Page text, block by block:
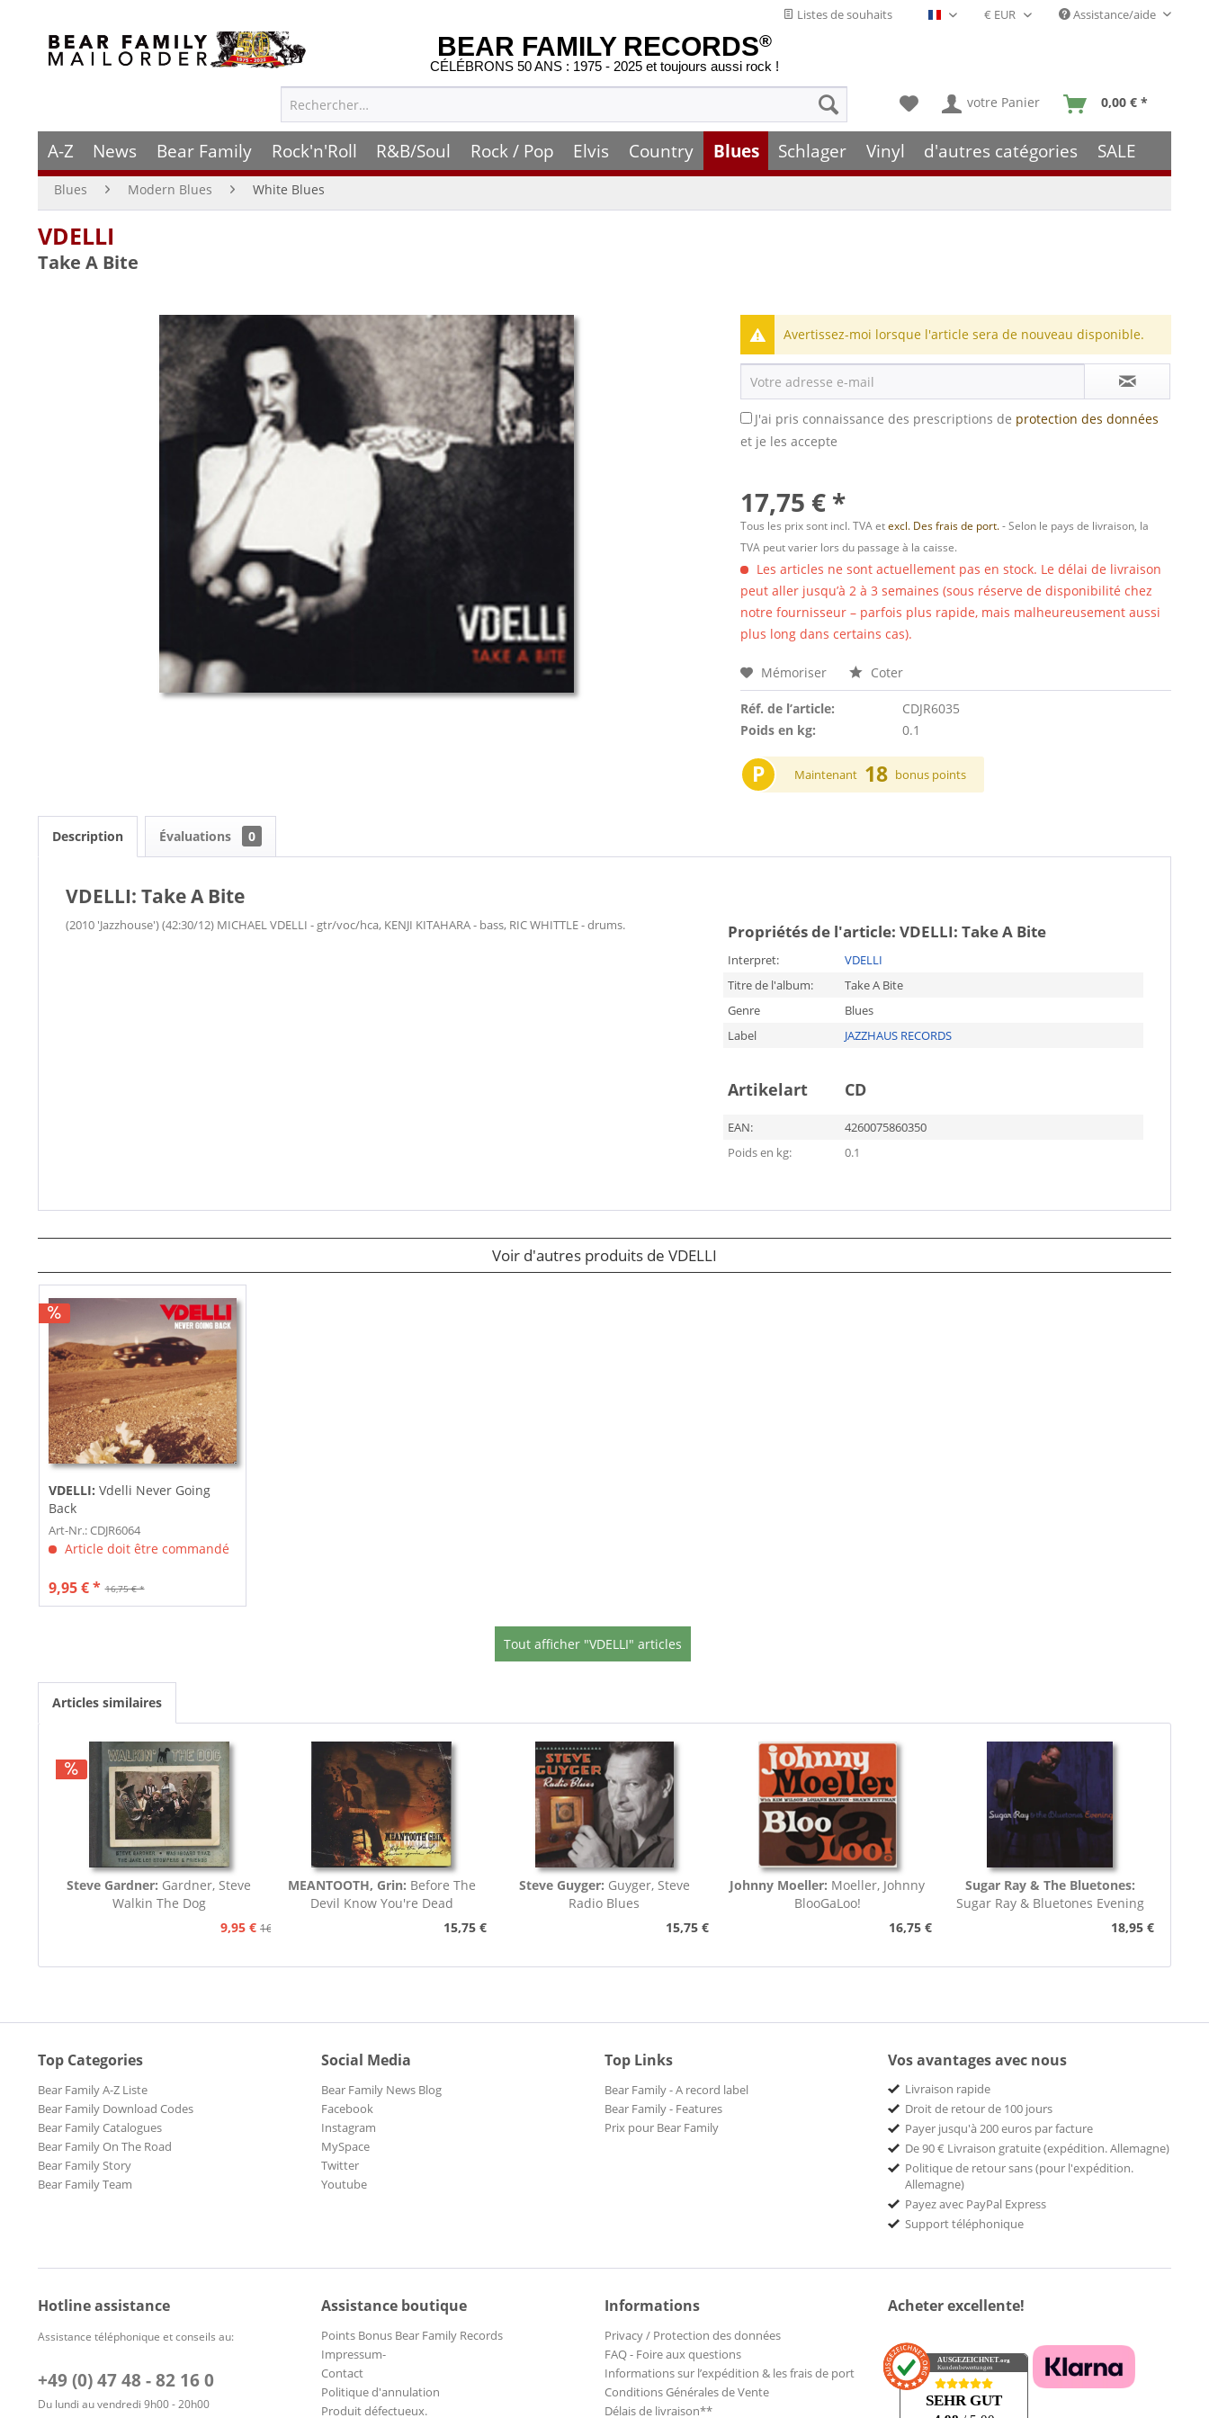
Listes de souhaits Français- FR Assistance/aide
BEAR FAMILY RECORDS®
CÉLÉBRONS 50 ANS : 1975 - 2025 et toujours aussi rock !
votre Panier 0,00 € *
A-Z News Bear Family Rock'n'Roll R&B/Soul Rock / Pop Elvis Country Blues Schlager Vinyl d'autres catégories SALE
Blues Modern Blues White Blues
VDELLI
Take A Bite
Avertissez-moi lorsque l'article sera de nouveau disponible.
J'ai pris connaissance des prescriptions de protection des données
et je les accepte
17,75 € *
Tous les prix sont incl. TVA etexcl. Des frais de port.- Selon le pays de livraison, la
TVA peut varier lors du passage à la caisse.
Les articles ne sont actuellement pas en stock. Le délai de livraison
peut aller jusqu’à 2 à 3 semaines (sous réserve de disponibilité chez
notre fournisseur – parfois plus rapide, mais malheureusement aussi
plus long dans certains cas).
Mémoriser Coter
Réf. de l’article:
CDJR6035
Poids en kg:
0.1
P Maintenant 18 bonus points
Description Évaluations 0
VDELLI: Take A Bite
(2010 'Jazzhouse') (42:30/12) MICHAEL VDELLI - gtr/voc/hca, KENJI KITAHARA - bass, RIC WHITTLE - drums. Propriétés de l'article: VDELLI: Take A Bite
Interpret:
VDELLI
Titre de l'album:
Take A Bite
Genre
Blues
Label
JAZZHAUS RECORDS
Artikelart CD
EAN:
4260075860350
Poids en kg:
0.1
Voir d'autres produits de VDELLI
VDELLI: Vdelli Never Going
Back
Art-Nr.: CDJR6064
Article doit être commandé
16,75 € *
9,95 € *
Tout afficher "VDELLI" articles
Articles similaires
Steve Gardner: Gardner, Steve
Walkin The Dog
9,95 € 16,75 €
MEANTOOTH, Grin: Before The
Devil Know You're Dead
15,75 €
Steve Guyger: Guyger, Steve
Radio Blues
15,75 €
Johnny Moeller: Moeller, Johnny
BlooGaLoo!
16,75 €
Sugar Ray & The Bluetones:
Sugar Ray & Bluetones Evening
18,95 €
Top Categories
Bear Family A-Z Liste
Bear Family Download Codes
Bear Family Catalogues
Bear Family On The Road
Bear Family Story
Bear Family Team
Social Media
Bear Family News Blog
Facebook
Instagram
MySpace
Twitter
Youtube
Top Links
Bear Family - A record label
Bear Family - Features
Prix pour Bear Family
Vos avantages avec nous
Livraison rapide
Droit de retour de 100 jours
Payer jusqu'à 200 euros par facture
De 90 € Livraison gratuite (expédition. Allemagne)
Politique de retour sans (pour l'expédition.
Allemagne)
Payez avec PayPal Express
Support téléphonique
Hotline assistance
Assistance téléphonique et conseils au:
+49 (0) 47 48 - 82 16 0
Du lundi au vendredi 9h00 - 20h00
Assistance boutique
Points Bonus Bear Family Records
Impressum-
Contact
Politique d'annulation
Produit défectueux.
Informations
Privacy / Protection des données
FAQ - Foire aux questions
Informations sur l’expédition & les frais de port
Conditions Générales de Vente
Délais de livraison**
Acheter excellente!
AUSGEZEICHNET .org
Kundenbewertungen
SEHR GUT